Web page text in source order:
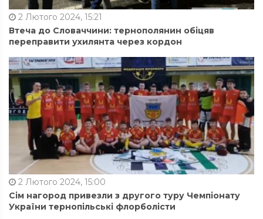
2 Лютого 2024, 15:21
Втеча до Словаччини: тернополянин обіцяв
переправити ухилянта через кордон
2 Лютого 2024, 15:00
Сім нагород привезли з другого туру Чемпіонату
України тернопільські флорболісти